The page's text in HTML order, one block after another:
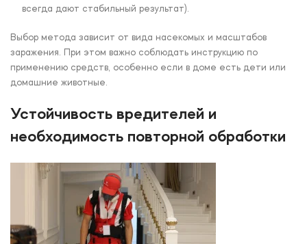
всегда дают стабильный результат).
Выбор метода зависит от вида насекомых и масштабов
заражения. При этом важно соблюдать инструкцию по
применению средств, особенно если в доме есть дети или
домашние животные.
Устойчивость вредителей и
необходимость повторной обработки